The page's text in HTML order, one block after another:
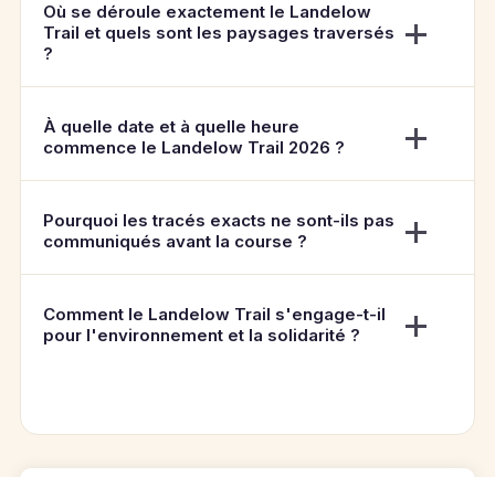
Où se déroule exactement le Landelow
Trail et quels sont les paysages traversés
?
À quelle date et à quelle heure
commence le Landelow Trail 2026 ?
Pourquoi les tracés exacts ne sont-ils pas
communiqués avant la course ?
Comment le Landelow Trail s'engage-t-il
pour l'environnement et la solidarité ?